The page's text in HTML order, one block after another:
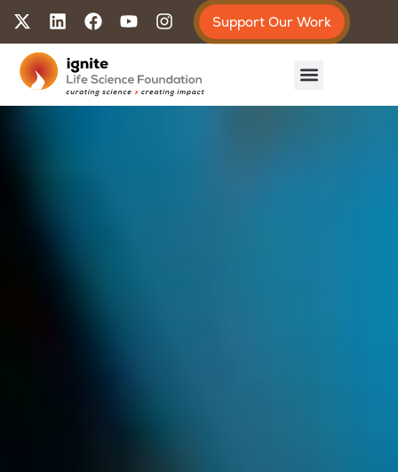
Support Our Work